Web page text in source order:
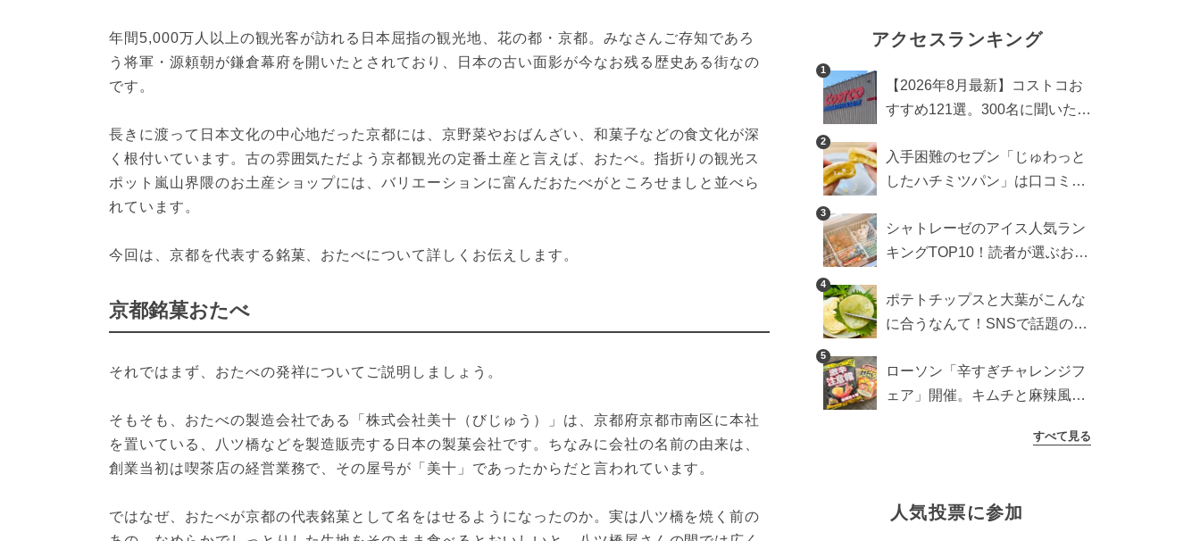
年間5,000万人以上の観光客が訪れる日本屈指の観光地、花の都・京都。みなさんご存知であろ
う将軍・源頼朝が鎌倉幕府を開いたとされており、日本の古い面影が今なお残る歴史ある街なの
です。
長きに渡って日本文化の中心地だった京都には、京野菜やおばんざい、和菓子などの食文化が深
く根付いています。古の雰囲気ただよう京都観光の定番土産と言えば、おたべ。指折りの観光ス
ポット嵐山界隈のお土産ショップには、バリエーションに富んだおたべがところせましと並べら
れています。
今回は、京都を代表する銘菓、おたべについて詳しくお伝えします。
京都銘菓おたべ
それではまず、おたべの発祥についてご説明しましょう。
そもそも、おたべの製造会社である「株式会社美十（びじゅう）」は、京都府京都市南区に本社
を置いている、八ツ橋などを製造販売する日本の製菓会社です。ちなみに会社の名前の由来は、
創業当初は喫茶店の経営業務で、その屋号が「美十」であったからだと言われています。
ではなぜ、おたべが京都の代表銘菓として名をはせるようになったのか。実は八ツ橋を焼く前の
アクセスランキング
1
【2026年8月最新】コストコお
すすめ121選。300名に聞いた買
め商品も
2
入手困難のセブン「じゅわっと
したハチミツパン」は口コミ通
検証
3
シャトレーゼのアイス人気ラン
キングTOP10！読者が選ぶおす
4
ポテトチップスと大葉がこんな
に合うなんて！SNSで話題の食
5
ローソン「辛すぎチャレンジフ
ェア」開催。キムチと麻辣風の
すべて見る
人気投票に参加